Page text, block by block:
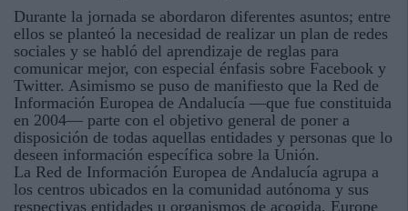
Durante la jornada se abordaron diferentes asuntos; entre
ellos se planteó la necesidad de realizar un plan de redes
sociales y se habló del aprendizaje de reglas para
comunicar mejor, con especial énfasis sobre Facebook y
Twitter. Asimismo se puso de manifiesto que la Red de
Información Europea de Andalucía —que fue constituida
en 2004— parte con el objetivo general de poner a
disposición de todas aquellas entidades y personas que lo
deseen información específica sobre la Unión.
La Red de Información Europea de Andalucía agrupa a
los centros ubicados en la comunidad autónoma y sus
respectivas entidades u organismos de acogida. Europe